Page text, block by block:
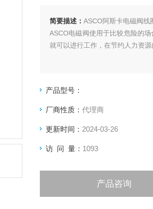
简要描述： ASCO阿斯卡电磁阀
ASCO电磁阀使用于比较危险的
就可以进行工作，在节约人力资
产品型号：
厂商性质： 代理商
更新时间： 2024-03-26
访 问 量： 1093
产品咨询